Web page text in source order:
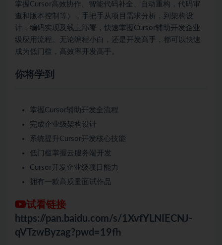
掌握Cursor高效协作、智能代码补全、自动重构，代码审
查和版本控制等），手把手从项目需求分析，到架构设
计，编码实现及线上部署，快速掌握Cursor辅助开发企业
级应用流程。无论编程小白，还是开发高手，都可以快速
成为低门槛，高效率开发高手。
你将学到
掌握Cursor辅助开发全流程
完成企业级架构设计
系统提升Cursor开发核心技能
低门槛掌握云服务端开发
Cursor开发企业级项目能力
拥有一款高质量面试作品
试看链接
https://pan.baidu.com/s/1XvfYLNIECNJ-
qVTzwByzag?pwd=19fh